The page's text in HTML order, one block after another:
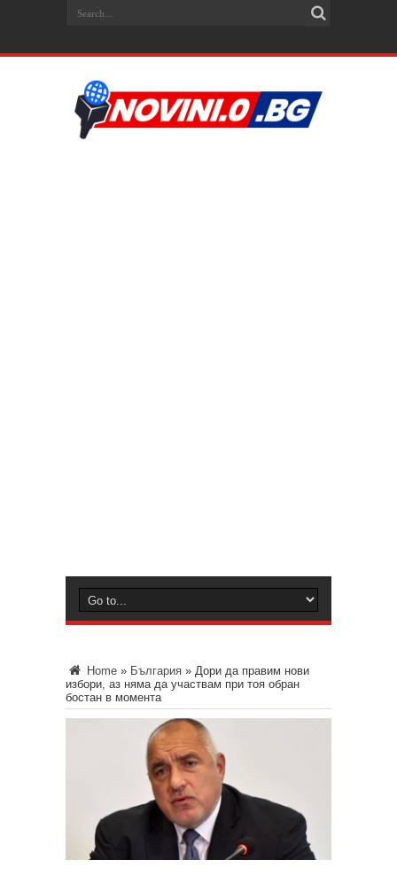
Home » България » Дори да правим нови
избори, аз няма да участвам при тоя обран
бостан в момента